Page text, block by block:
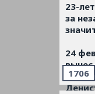
23-
за
24
1706